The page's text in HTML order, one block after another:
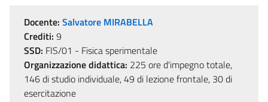
Docente: Salvatore MIRABELLA
Crediti: 9
SSD: FIS/01 - Fisica sperimentale
Organizzazione didattica: 225 ore d'impegno totale,
146 di studio individuale, 49 di lezione frontale, 30 di
esercitazione